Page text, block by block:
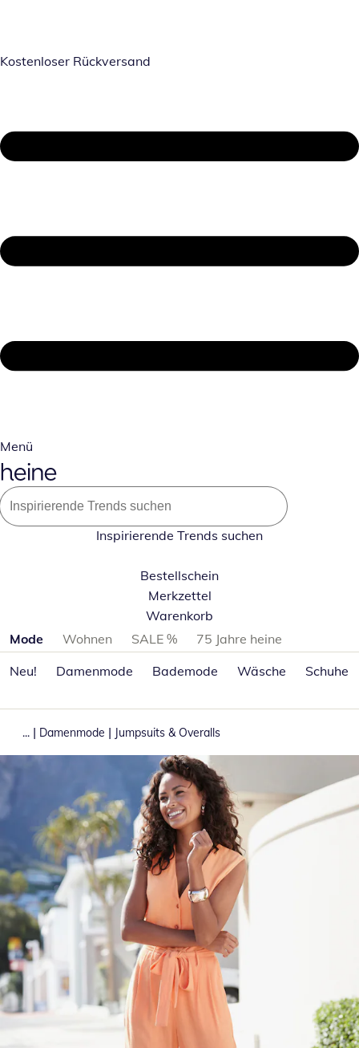
Kostenloser Rückversand
Menü
Inspirierende Trends suchen
Bestellschein
Merkzettel
Warenkorb
Produktkategorien überspringen
Mode Wohnen SALE %
75 Jahre heine
Neu!
Damenmode Bademode Wäsche Schuhe
... | Damenmode | Jumpsuits & Overalls